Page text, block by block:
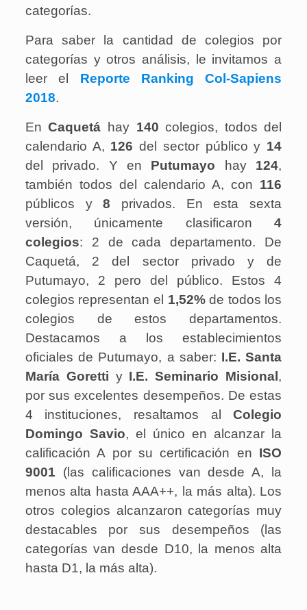
categorías.
Para saber la cantidad de colegios por
categorías y otros análisis, le invitamos a
leer el Reporte Ranking Col-Sapiens
2018.
EnCaquetá hay 140 colegios, todos del
calendario A, 126 del sector público y 14
del privado. Y en Putumayo hay 124,
también todos del calendario A, con 116
públicos y8 privados. En esta sexta
versión, únicamente clasificaron4
colegios: 2 de cada departamento. De
Caquetá, 2 del sector privado y de
Putumayo, 2 pero del público. Estos 4
colegios representan el 1,52%de todos los
colegios de estos departamentos.
Destacamos a los establecimientos
oficiales de Putumayo, a saber: I.E. Santa
María Goretti y I.E. Seminario Misional ,
por sus excelentes desempeños. De estas
4 instituciones, resaltamos alColegio
Domingo Savio, el único en alcanzar la
calificación A por su certificación en ISO
9001 (las calificaciones van desde A, la
menos alta hasta AAA++, la más alta). Los
otros colegios alcanzaron categorías muy
destacables por sus desempeños (las
categorías van desde D10, la menos alta
hasta D1, la más alta).